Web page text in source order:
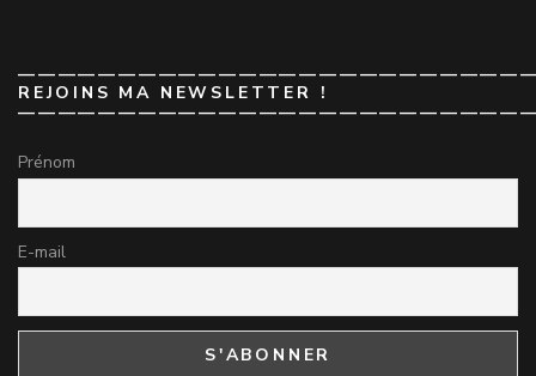
REJOINS MA NEWSLETTER !
Prénom
E-mail